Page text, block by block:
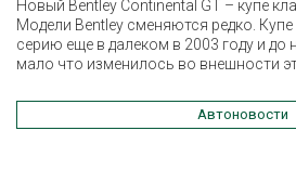
Новый Bentley Continental GT – купе
Модели Bentley сменяются редко.
серию еще в далеком в 2003 году и до
мало что изменилось во внешности
Автоновости